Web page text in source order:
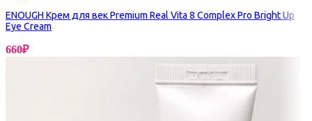
ENOUGH Крем для век Premium Real Vita 8 Complex Pro Bright Up
Eye Cream
660₽